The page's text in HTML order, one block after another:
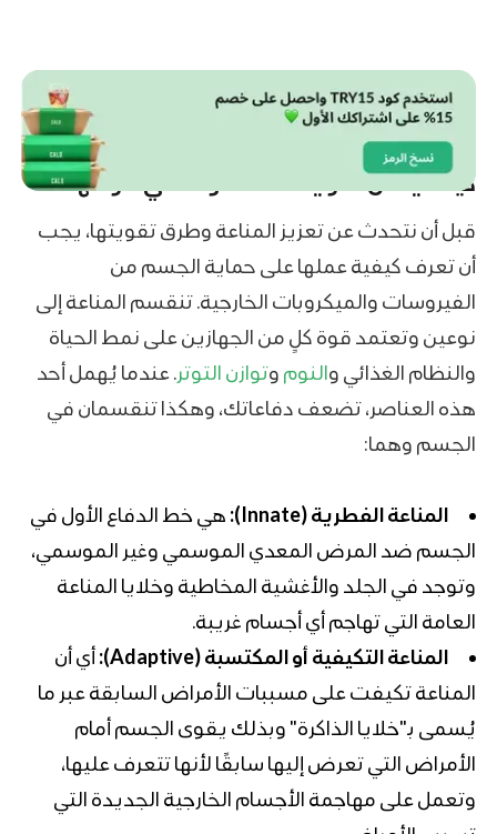
كيف يمكن تقوية المناعة وما هي أنواعها؟
قبل أن نتحدث عن تعزيز المناعة وطرق تقويتها، يجب
أن تعرف كيفية عملها على حماية الجسم من
الفيروسات والميكروبات الخارجية. تنقسم المناعة إلى
نوعين وتعتمد قوة كلٍ من الجهازين على نمط الحياة
والنظام الغذائي والنوم وتوازن التوتر. عندما يُهمل أحد
هذه العناصر، تضعف دفاعاتك، وهكذا تنقسمان في
الجسم وهما:
المناعة الفطرية (Innate):
هي خط الدفاع الأول في
الجسم ضد المرض المعدي الموسمي وغير الموسمي،
وتوجد في الجلد والأغشية المخاطية وخلايا المناعة
العامة التي تهاجم أي أجسام غريبة.
المناعة التكيفية أو المكتسبة (Adaptive):
أي أن
المناعة تكيفت على مسببات الأمراض السابقة عبر ما
يُسمى بـ"خلايا الذاكرة" وبذلك يقوى الجسم أمام
الأمراض التي تعرض إليها سابقًا لأنها تتعرف عليها،
وتعمل على مهاجمة الأجسام الخارجية الجديدة التي